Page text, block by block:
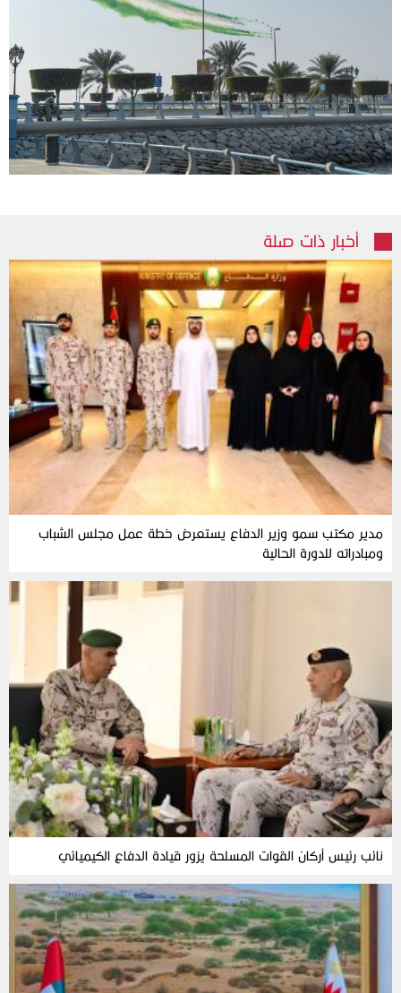
أخبار ذات صلة
مدير مكتب سمو وزير الدفاع يستعرض خطة عمل مجلس الشباب
ومبادراته للدورة الحالية
نائب رئيس أركان القوات المسلحة يزور قيادة الدفاع الكيميائي